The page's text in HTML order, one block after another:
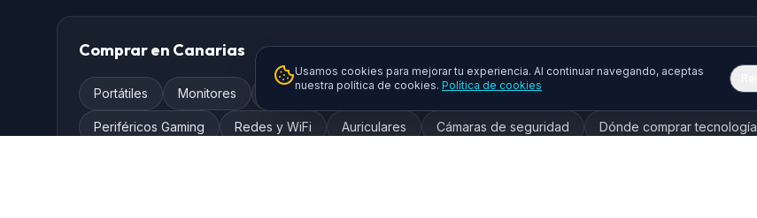
Comprar en Canarias
Portátiles Monitores Televisores Smartphones Móviles baratos Impresoras
Periféricos Gaming Redes y WiFi Auriculares Cámaras de seguridad Dónde comprar tecnología
Usamos cookies para mejorar tu experiencia. Al continuar navegando, aceptas
nuestra política de cookies. Política de cookies